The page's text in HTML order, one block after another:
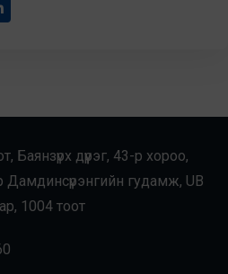
Баянзүрх дүүрэг, 43-р хороо,
Дамдинсүрэнгийн гудамж, UB
1004 тоот